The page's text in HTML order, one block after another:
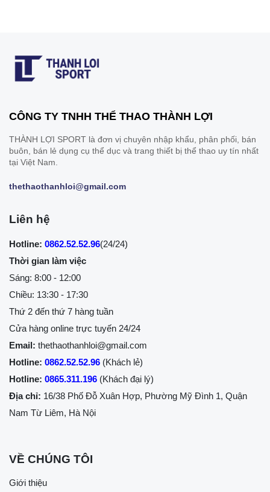
CÔNG TY TNHH THỂ THAO THÀNH LỢI
THÀNH LỢI SPORT là đơn vị chuyên nhập khẩu, phân phối, bán
buôn, bán lẻ dụng cụ thể dục và trang thiết bị thể thao uy tín nhất
tại Việt Nam.
thethaothanhloi@gmail.com
Liên hệ
Hotline: 0862.52.52.96(24/24)
Thời gian làm việc
Sáng: 8:00 - 12:00
Chiều: 13:30 - 17:30
Thứ 2 đến thứ 7 hàng tuần
Cửa hàng online trực tuyến 24/24
Email: thethaothanhloi@gmail.com
Hotline: 0862.52.52.96 (Khách lẻ)
Hotline: 0865.311.196 (Khách đại lý)
Địa chỉ: 16/38 Phố Đỗ Xuân Hợp, Phường Mỹ Đình 1, Quận
Nam Từ Liêm, Hà Nội
VỀ CHÚNG TÔI
Giới thiệu